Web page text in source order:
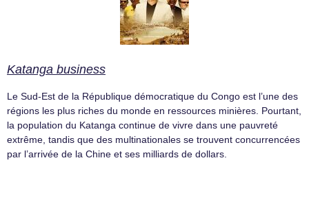
Katanga business
Le Sud-Est de la République démocratique du Congo est l’une des
régions les plus riches du monde en ressources minières. Pourtant,
la population du Katanga continue de vivre dans une pauvreté
extrême, tandis que des multinationales se trouvent concurrencées
par l’arrivée de la Chine et ses milliards de dollars.